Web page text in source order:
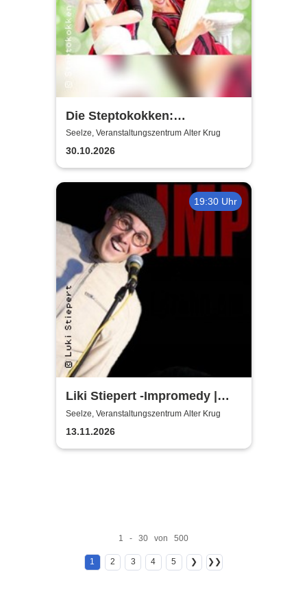
Die Steptokokken:
Körperklassiker |
Kulturinitiative Seelze e.V. -
KiS
Seelze, Veranstaltungszentrum Alter Krug
30.10.2026
19:30 Uhr
Liki Stiepert -Impromedy |
Kulturinitiative Seelze e.V. -
KiS
Seelze, Veranstaltungszentrum Alter Krug
13.11.2026
1 - 30 von 500
1 2 3 4 5 ❯ ❯❯